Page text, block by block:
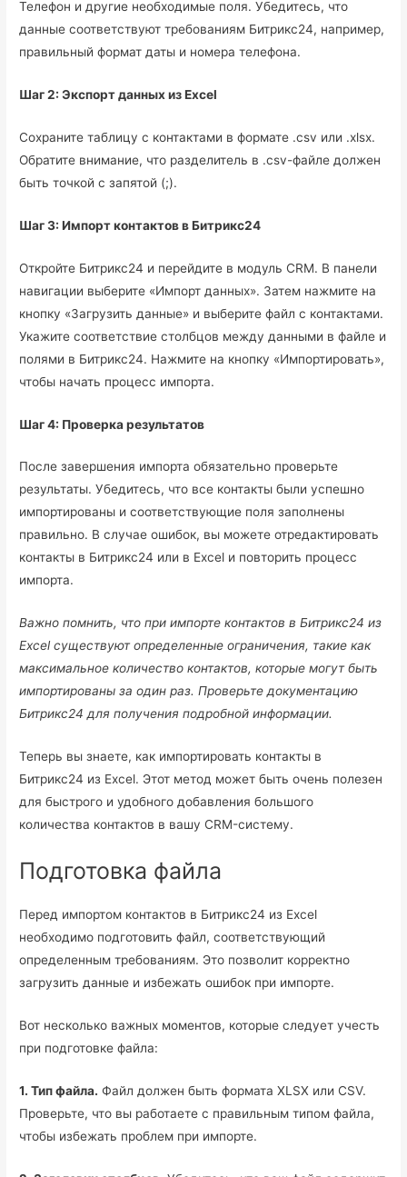
Телефон и другие необходимые поля. Убедитесь, что
данные соответствуют требованиям Битрикс24, например,
правильный формат даты и номера телефона.
Шаг 2: Экспорт данных из Excel
Сохраните таблицу с контактами в формате .csv или .xlsx.
Обратите внимание, что разделитель в .csv-файле должен
быть точкой с запятой (;).
Шаг 3: Импорт контактов в Битрикс24
Откройте Битрикс24 и перейдите в модуль CRM. В панели
навигации выберите «Импорт данных». Затем нажмите на
кнопку «Загрузить данные» и выберите файл с контактами.
Укажите соответствие столбцов между данными в файле и
полями в Битрикс24. Нажмите на кнопку «Импортировать»,
чтобы начать процесс импорта.
Шаг 4: Проверка результатов
После завершения импорта обязательно проверьте
результаты. Убедитесь, что все контакты были успешно
импортированы и соответствующие поля заполнены
правильно. В случае ошибок, вы можете отредактировать
контакты в Битрикс24 или в Excel и повторить процесс
импорта.
Важно помнить, что при импорте контактов в Битрикс24 из
Excel существуют определенные ограничения, такие как
максимальное количество контактов, которые могут быть
импортированы за один раз. Проверьте документацию
Битрикс24 для получения подробной информации.
Теперь вы знаете, как импортировать контакты в
Битрикс24 из Excel. Этот метод может быть очень полезен
для быстрого и удобного добавления большого
количества контактов в вашу CRM-систему.
Подготовка файла
Перед импортом контактов в Битрикс24 из Excel
необходимо подготовить файл, соответствующий
определенным требованиям. Это позволит корректно
загрузить данные и избежать ошибок при импорте.
Вот несколько важных моментов, которые следует учесть
при подготовке файла:
1. Тип файла. Файл должен быть формата XLSX или CSV.
Проверьте, что вы работаете с правильным типом файла,
чтобы избежать проблем при импорте.